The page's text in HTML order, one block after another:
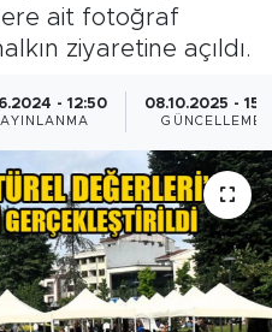
ait fotoğraf
ziyaretine açıldı.
- 12:50 08.10.2025 -
GÜNCELLEME